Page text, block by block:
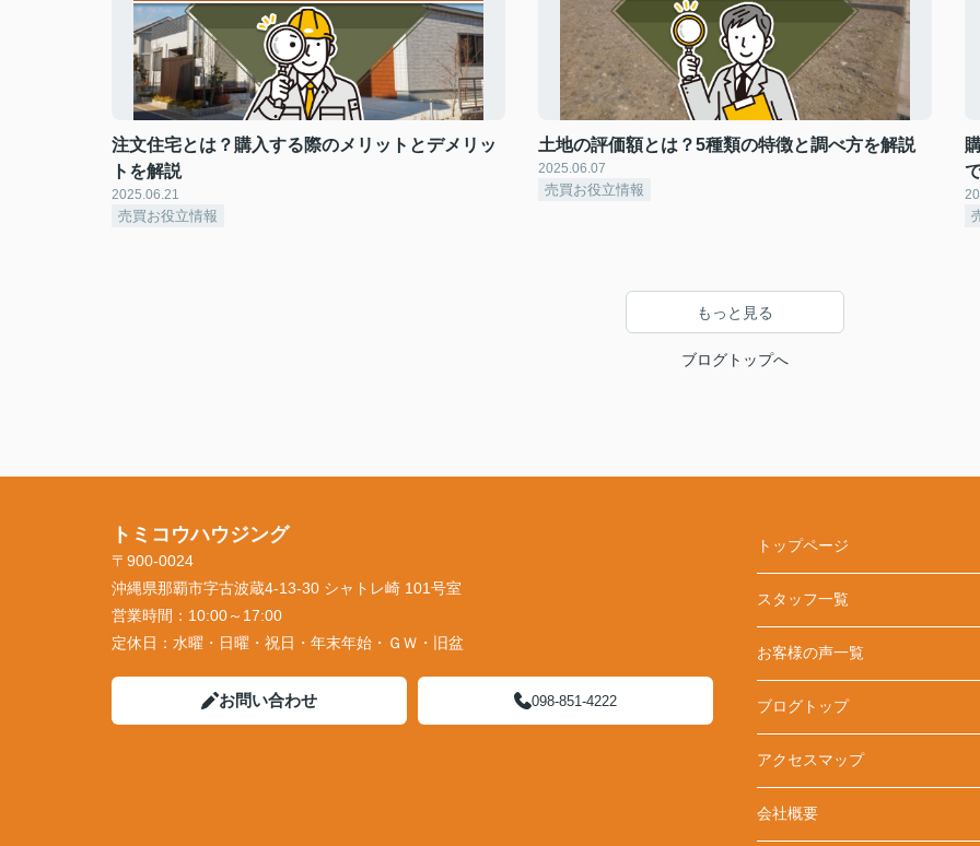
注文住宅とは？購入する際のメリットとデメリッ
トを解説
2025.06.21
売買お役立情報
土地の評価額とは？5種類の特徴と調べ方を解説
2025.06.07
売買お役立情報
もっと見る
ブログトップへ
トミコウハウジング
〒900-0024
沖縄県那覇市字古波蔵4-13-30 シャトレ崎 101号室
営業時間： 10:00～17:00
定休日： 水曜・日曜・祝日・年末年始・ＧＷ・旧盆
お問い合わせ 098-851-4222
トップページ
スタッフ一覧
お客様の声一覧
ブログトップ
アクセスマップ
会社概要